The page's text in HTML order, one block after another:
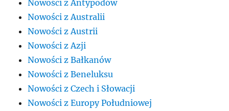
Nowości z Antypodów
Nowości z Australii
Nowości z Austrii
Nowości z Azji
Nowości z Bałkanów
Nowości z Beneluksu
Nowości z Czech i Słowacji
Nowości z Europy Południowej